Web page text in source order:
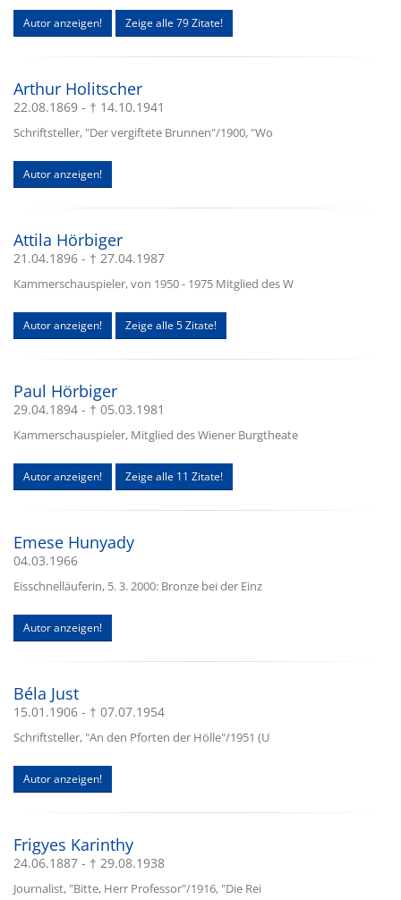
Autor anzeigen! Zeige alle 79 Zitate!
Arthur Holitscher
22.08.1869 - † 14.10.1941
Schriftsteller, "Der vergiftete Brunnen"/1900, "Wo
Autor anzeigen!
Attila Hörbiger
21.04.1896 - † 27.04.1987
Kammerschauspieler, von 1950 - 1975 Mitglied des W
Autor anzeigen! Zeige alle 5 Zitate!
Paul Hörbiger
29.04.1894 - † 05.03.1981
Kammerschauspieler, Mitglied des Wiener Burgtheate
Autor anzeigen! Zeige alle 11 Zitate!
Emese Hunyady
04.03.1966
Eisschnelläuferin, 5. 3. 2000: Bronze bei der Einz
Autor anzeigen!
Béla Just
15.01.1906 - † 07.07.1954
Schriftsteller, "An den Pforten der Hölle"/1951 (U
Autor anzeigen!
Frigyes Karinthy
24.06.1887 - † 29.08.1938
Journalist, "Bitte, Herr Professor"/1916, "Die Rei